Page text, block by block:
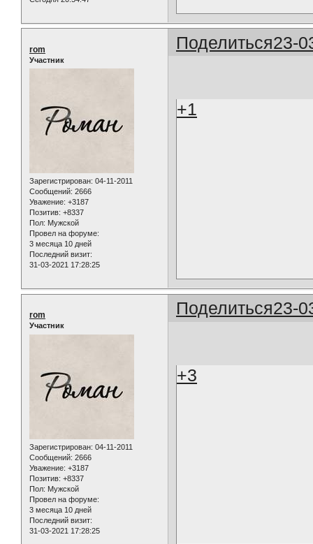
Поделиться23-
rom
Участник
Зарегистрирован: 04-11-2011
Сообщений: 2666
Уважение: +3187
Позитив: +8337
Пол: Мужской
Провел на форуме:
3 месяца 10 дней
Последний визит:
31-03-2021 17:28:25
+1
Поделиться23-
rom
Участник
Зарегистрирован: 04-11-2011
Сообщений: 2666
Уважение: +3187
Позитив: +8337
Пол: Мужской
Провел на форуме:
3 месяца 10 дней
Последний визит:
31-03-2021 17:28:25
+3